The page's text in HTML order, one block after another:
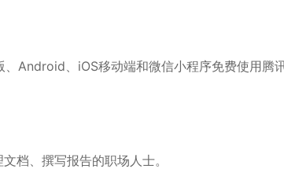
Android、iOS移动端和微信小程序免费使用腾讯
档、撰写报告的职场人士。